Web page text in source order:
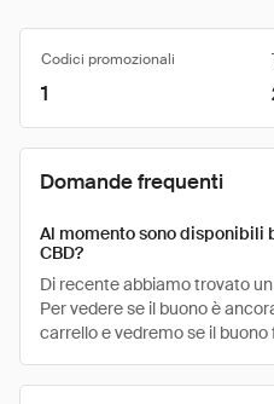
Codici promozionali
1
Domande frequenti
Al momento sono disponibili
CBD?
Di recente abbiamo trovato
Per vedere se il buono è
carrello e vedremo se il